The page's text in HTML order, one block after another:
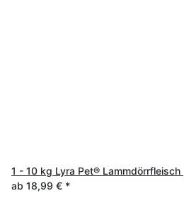
1 - 10 kg Lyra Pet® Lammdörrfleisch
ab 18,99 € *